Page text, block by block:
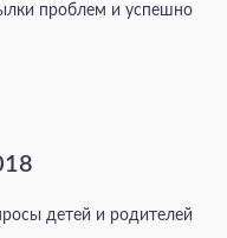
проблем и успешно
детей и родителей